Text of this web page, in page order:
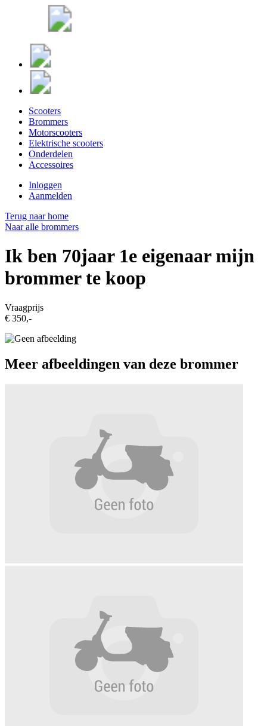
Scooters
Brommers
Motorscooters
Elektrische scooters
Onderdelen
Accessoires
Inloggen
Aanmelden
Terug naar home
Naar alle brommers
Ik ben 70jaar 1e eigenaar mijn
brommer te koop
Vraagprijs
€ 350,-
Meer afbeeldingen van deze brommer